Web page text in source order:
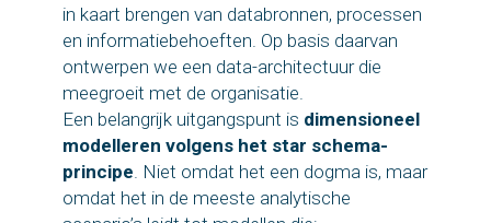
in kaart brengen van databronnen, processen
en informatiebehoeften. Op basis daarvan
ontwerpen we een data-architectuur die
meegroeit met de organisatie.
Een belangrijk uitgangspunt is dimensioneel
modelleren volgens het star schema-
principe. Niet omdat het een dogma is, maar
omdat het in de meeste analytische